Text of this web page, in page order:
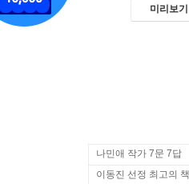
미리보기
나민애 작가 7문 7답
이동진 선정 최고의 책